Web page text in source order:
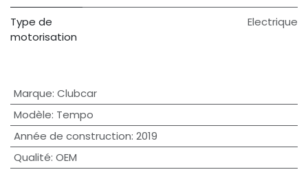
Type de
motorisation
Electrique
Marque: Clubcar
Modèle: Tempo
Année de construction: 2019
Qualité: OEM